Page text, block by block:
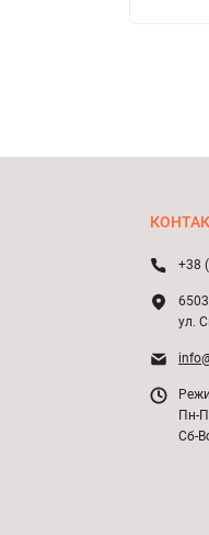
+38
ул.
Пн-
Сб-